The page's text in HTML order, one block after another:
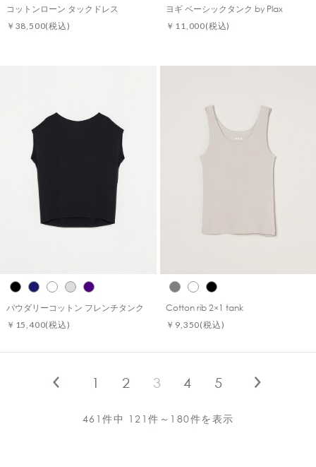
コットンローン タックドレス
￥38,500(税込)
ヨギ ベーシックタンク by Plax
￥11,000(税込)
パウダリーコットン フレンチタンク
￥15,400(税込)
Cotton rib 2×1 tank
￥9,350(税込)
1 2 3 4 5
461件中 121件～180件を表示